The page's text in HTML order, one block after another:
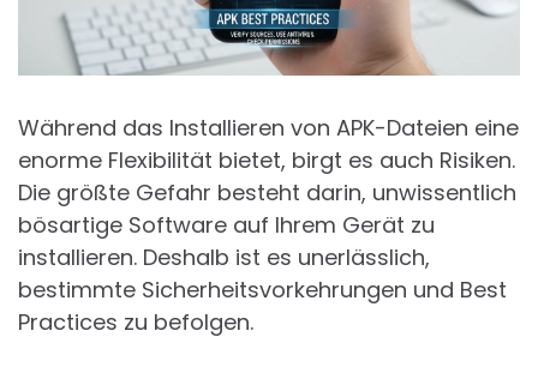
Während das Installieren von APK-Dateien eine
enorme Flexibilität bietet, birgt es auch Risiken.
Die größte Gefahr besteht darin, unwissentlich
bösartige Software auf Ihrem Gerät zu
installieren. Deshalb ist es unerlässlich,
bestimmte Sicherheitsvorkehrungen und Best
Practices zu befolgen.